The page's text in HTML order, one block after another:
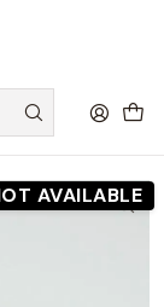
sobre
AVAILABLE